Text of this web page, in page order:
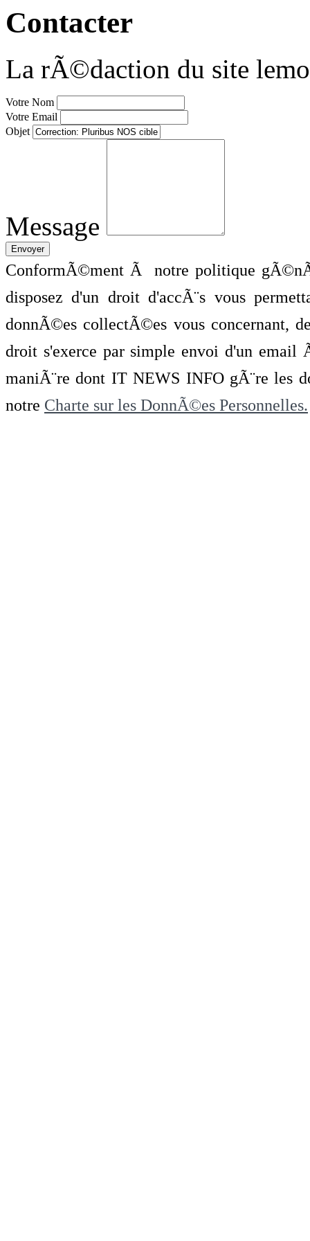
Contacter
La rÃ©daction du site
Votre Nom
Votre Email
Objet
Message
ConformÃ©ment Ã notre politique
disposez d'un droit d'accÃ¨s vous
donnÃ©es collectÃ©es vous concernant,
droit s'exerce par simple envoi d'un
maniÃ¨re dont IT NEWS INFO gÃ¨re les
notre Charte sur les DonnÃ©es Personnelles.